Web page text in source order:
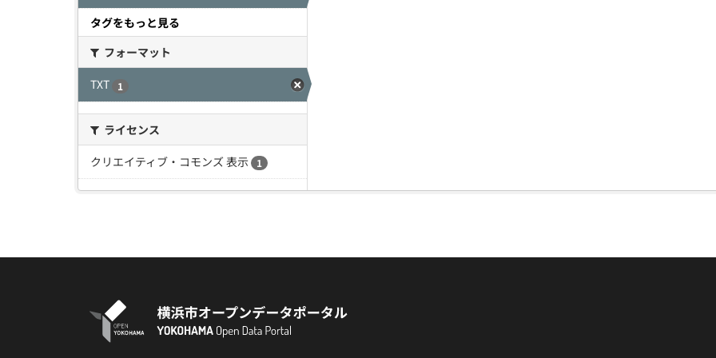
タグをもっと見る
フォーマット
TXT
1
ライセンス
クリエイティブ・コモンズ 表示
1